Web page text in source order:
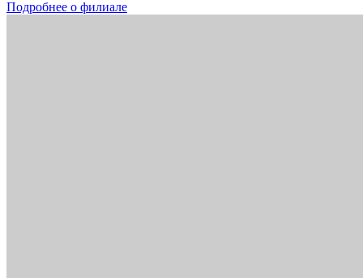
Подробнее о филиале